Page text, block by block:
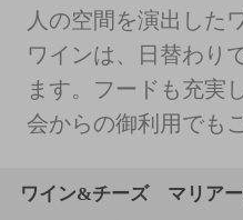
人の空間を演出した
ワインは、日替わり
ます。フードも充実
会からの御利用でも
ワイン&チーズ マリア